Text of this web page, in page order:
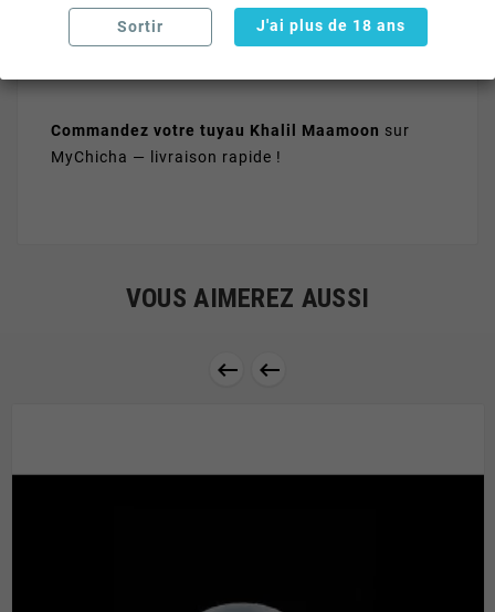
Légèreté: confort d'utilisation optimal
Commandez votre tuyau Khalil Maamoon sur
MyChicha — livraison rapide !
VOUS AIMEREZ AUSSI
 
Sortir J'ai plus de 18 ans